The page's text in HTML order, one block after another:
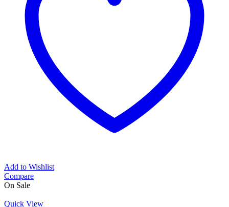
Add to Wishlist
Compare
On Sale
Quick View